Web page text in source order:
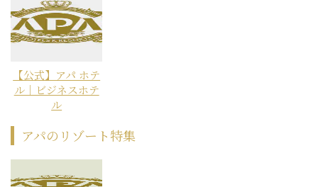
【公式】アパ ホテ
ル｜ビジネスホテ
ル
アパのリゾート特集